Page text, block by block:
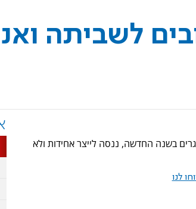
לשביתה
בשנה החדשה, ננסה לייצר אחידות ולא
לנו